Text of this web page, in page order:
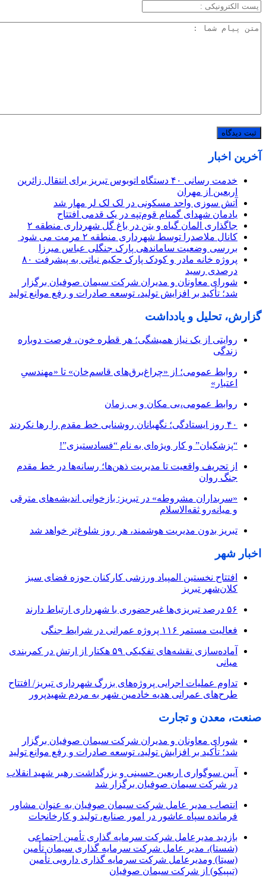
آخرین اخبار
خدمت رسانی ۴۰ دستگاه اتوبوس تبریز برای انتقال زائرین
اربعین از مهران
آتش سوزی واحد مسکونی در لک لک لر مهار شد
یادمان شهدای گمنام قوم‌تپه در یک قدمی افتتاح
جاگذاری المان گیاه و بتن در باغ گل شهرداری منطقه ۲
کانال ملاصدرا توسط شهرداری منطقه ۲ مرمت می شود
بررسی وضعیت ساماندهی پارک جنگلی عباس میرزا
پروژه خانه مادر و کودک پارک حکیم نباتی به پیشرفت ۸۰
درصدی رسید
شورای معاونان و مدیران شرکت سیمان صوفیان برگزار
شد؛ تأکید بر افزایش تولید، توسعه صادرات و رفع موانع تولید
گزارش، تحلیل و یادداشت
روایتی از یک نیاز همیشگی؛ هر قطره خون، فرصت دوباره
زندگی
روابط عمومی؛ از «چراغ‌برق‌های قاسم‌خان» تا «مهندسیِ
اعتبار»
روابط عمومی،بی مکان و بی زمان
۴۰ روز ایستادگی؛ نگهبانان روشنایی خط مقدم را رها نکردند
“پزشکیان” و کار ویژه‌ای به نام “فسادستیزی”!
از تحریف واقعیت تا مدیریت ذهن‌ها؛ رسانه‌ها در خط مقدم
جنگ روان
«سربداران مشروطه» در تبریز: بازخوانی اندیشه‌های مترقی
و میانه‌رو ثقه‌الاسلام
تبریز بدون مدیریت هوشمند، هر روز شلوغ‌تر خواهد شد
اخبار شهر
افتتاح نخستین المپیاد ورزشی کارکنان حوزه فضای سبز
کلان‌شهر تبریز
۵۶ درصد تبریزی‌ها غیرحضوری با شهرداری ارتباط دارند
فعالیت مستمر ۱۱۶ پروژه عمرانی در شرایط جنگی
آماده‌سازی نقشه‌های تفکیکی ۵۹ هکتار از ارتش در کمربندی
میانی
تداوم عملیات اجرایی پروژه‌های بزرگ شهرداری تبریز/ افتتاح
طرح‌های عمرانی هدیه خادمین شهر به مردم شهیدپرور
صنعت، معدن و تجارت
شورای معاونان و مدیران شرکت سیمان صوفیان برگزار
شد؛ تأکید بر افزایش تولید، توسعه صادرات و رفع موانع تولید
آیین سوگواری اربعین حسینی و بزرگداشت رهبر شهید انقلاب
در شرکت سیمان صوفیان برگزار شد
انتصاب مدیر عامل شرکت سیمان صوفیان به عنوان مشاور
فرمانده سپاه عاشور در امور صنایع، تولید و کارخانجات
بازدید مدیرعامل شرکت سرمایه گذاری تأمین اجتماعی
(شستا)، مدیر عامل شرکت سرمایه گذاری سیمان تأمین
(سیتا) ومدیرعامل شرکت سرمایه گذاری دارویی تأمین
(تیپیکو) از شرکت سیمان صوفیان